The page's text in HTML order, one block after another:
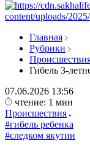
Главная
Рубрики
Гибель 3-
07.06.2026 13:56
чтение: 1 мин
Происшествия
#гибель ребенка
#следком якутии